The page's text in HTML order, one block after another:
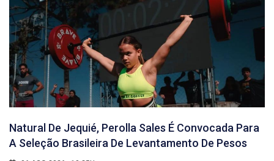
Natural De Jequié, Perolla Sales É Convocada Para
A Seleção Brasileira De Levantamento De Pesos